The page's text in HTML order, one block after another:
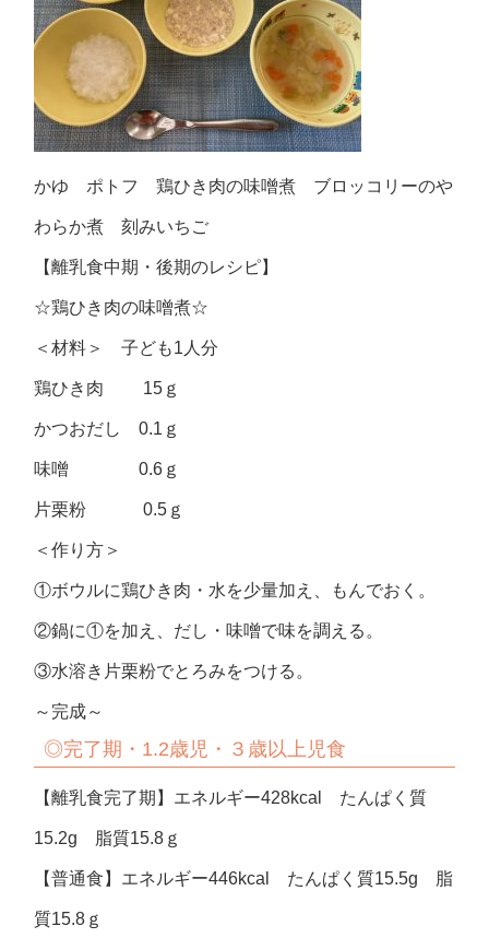
かゆ ポトフ 鶏ひき肉の味噌煮 ブロッコリーのや
わらか煮 刻みいちご
【離乳食中期・後期のレシピ】
☆鶏ひき肉の味噌煮☆
＜材料＞ 子ども1人分
鶏ひき肉 15ｇ
かつおだし 0.1ｇ
味噌 0.6ｇ
片栗粉 0.5ｇ
＜作り方＞
①ボウルに鶏ひき肉・水を少量加え、もんでおく。
②鍋に①を加え、だし・味噌で味を調える。
③水溶き片栗粉でとろみをつける。
～完成～
◎完了期・1.2歳児・３歳以上児食
【離乳食完了期】エネルギー428kcal たんぱく質
15.2g 脂質15.8ｇ
【普通食】エネルギー446kcal たんぱく質15.5g 脂
質15.8ｇ